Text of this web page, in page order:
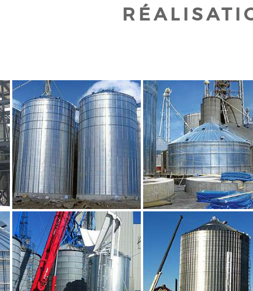
CLIQUEZ POUR AGRANDIR CLIQUEZ POUR